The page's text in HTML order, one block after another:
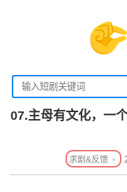
07.主母有文化，一